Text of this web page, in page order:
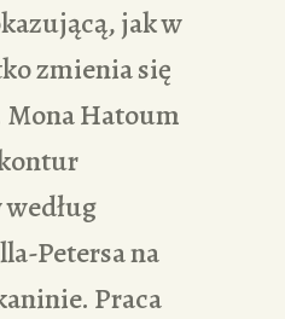
jak w
zmienia się
Hatoum
Petersa na
Praca